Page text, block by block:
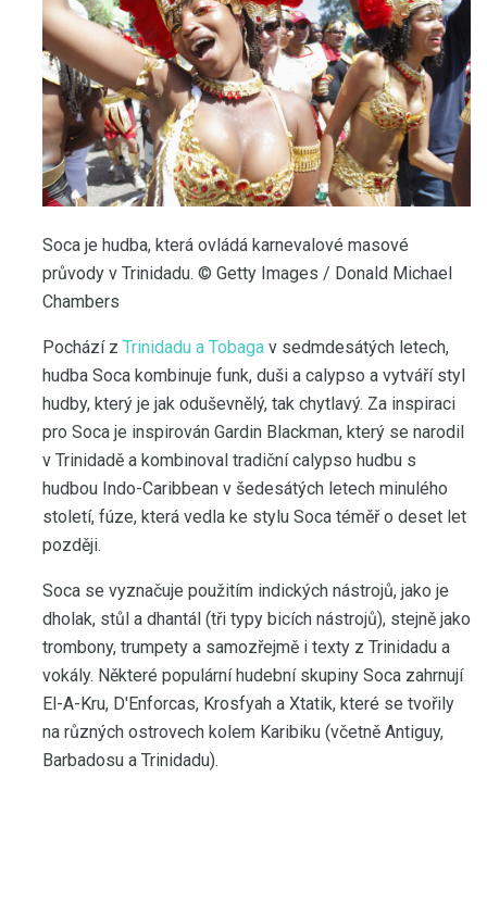
Soca je hudba, která ovládá karnevalové masové
průvody v Trinidadu. © Getty Images / Donald Michael
Chambers
Pochází z Trinidadu a Tobaga v sedmdesátých letech,
hudba Soca kombinuje funk, duši a calypso a vytváří styl
hudby, který je jak oduševnělý, tak chytlavý. Za inspiraci
pro Soca je inspirován Gardin Blackman, který se narodil
v Trinidadě a kombinoval tradiční calypso hudbu s
hudbou Indo-Caribbean v šedesátých letech minulého
století, fúze, která vedla ke stylu Soca téměř o deset let
později.
Soca se vyznačuje použitím indických nástrojů, jako je
dholak, stůl a dhantál (tři typy bicích nástrojů), stejně jako
trombony, trumpety a samozřejmě i texty z Trinidadu a
vokály. Některé populární hudební skupiny Soca zahrnují
El-A-Kru, D'Enforcas, Krosfyah a Xtatik, které se tvořily
na různých ostrovech kolem Karibiku (včetně Antiguy,
Barbadosu a Trinidadu).